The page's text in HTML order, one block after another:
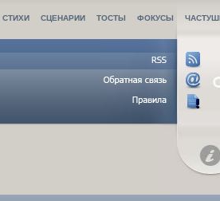
СТИХИ СЦЕНАРИИ ТОСТЫ ФОКУСЫ